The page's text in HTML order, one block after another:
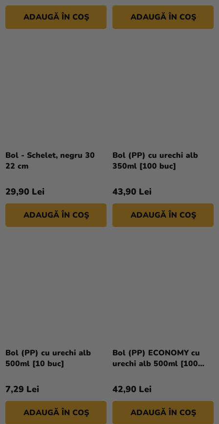
ADAUGĂ ÎN COŞ ADAUGĂ ÎN COŞ
Bol - Schelet, negru 30
22 cm
29,90 Lei
ADAUGĂ ÎN COŞ
Bol (PP) cu urechi alb
350ml [100 buc]
43,90 Lei
ADAUGĂ ÎN COŞ
Bol (PP) cu urechi alb
500ml [10 buc]
7,29 Lei
ADAUGĂ ÎN COŞ
Bol (PP) ECONOMY cu
urechi alb 500ml [100
42,90 Lei
ADAUGĂ ÎN COŞ